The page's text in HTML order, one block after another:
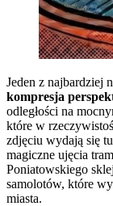
Jeden z najbardziej
kompresja
odległości na
które w
zdjęciu wydają się
magiczne ujęcia
Poniatowskiego
samolotów, które
miasta.